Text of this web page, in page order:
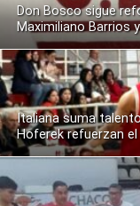
Don Bosco sigue
Maximiliano Barrios
Italiana suma
Hoferek refuerzan el